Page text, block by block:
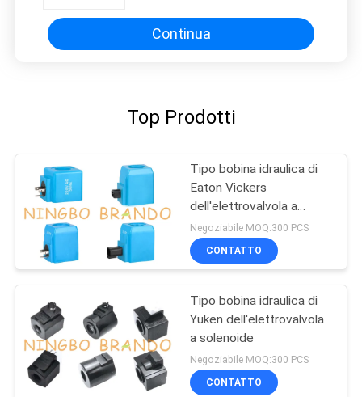
Continua
Top Prodotti
Tipo bobina idraulica di
Eaton Vickers
dell'elettrovalvola a
solenoide
Negoziabile MOQ:300 PCS
CONTATTO
Tipo bobina idraulica di
Yuken dell'elettrovalvola
a solenoide
Negoziabile MOQ:300 PCS
CONTATTO